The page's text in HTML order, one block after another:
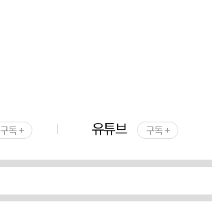
구독 + 유튜브 구독 +